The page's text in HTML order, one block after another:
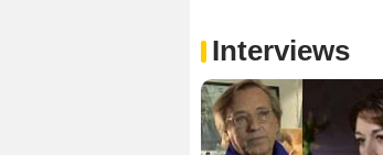
Interviews